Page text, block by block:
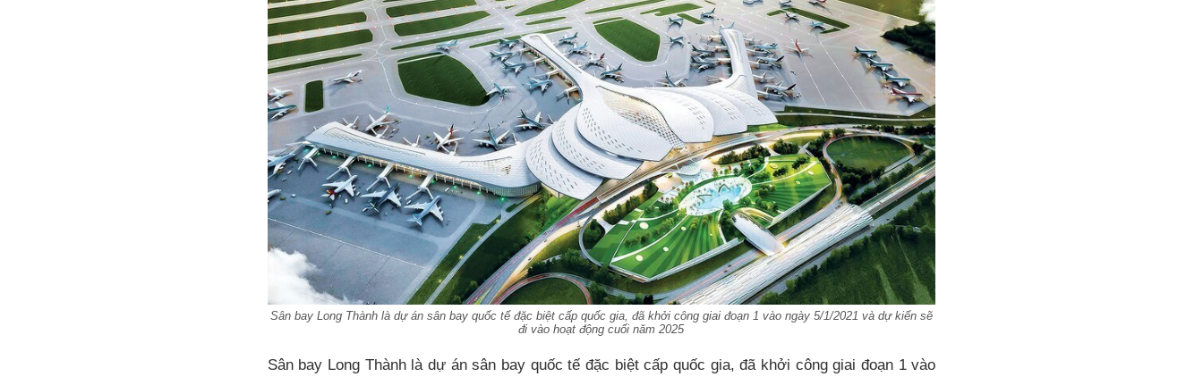
Sân bay Long Thành là dự án sân bay quốc tế đặc biệt cấp quốc gia, đã khởi công giai đoạn 1 vào ngày 5/1/2021 và dự kiến sẽ
đi vào hoạt động cuối năm 2025
Sân bay Long Thành là dự án sân bay quốc tế đặc biệt cấp quốc gia, đã khởi công giai đoạn 1 vào